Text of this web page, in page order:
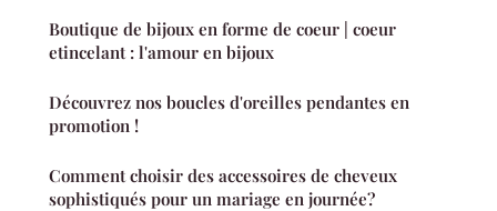
Boutique de bijoux en forme de coeur | coeur
etincelant : l'amour en bijoux
Découvrez nos boucles d'oreilles pendantes en
promotion !
Comment choisir des accessoires de cheveux
sophistiqués pour un mariage en journée?